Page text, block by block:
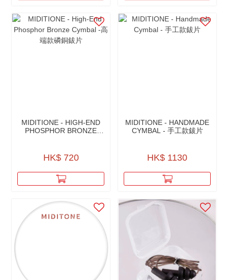
MIDITIONE - HIGH-END
PHOSPHOR BRONZE
HK$ 720
MIDITIONE - HANDMADE
CYMBAL - 手工款鈸片
HK$ 1130